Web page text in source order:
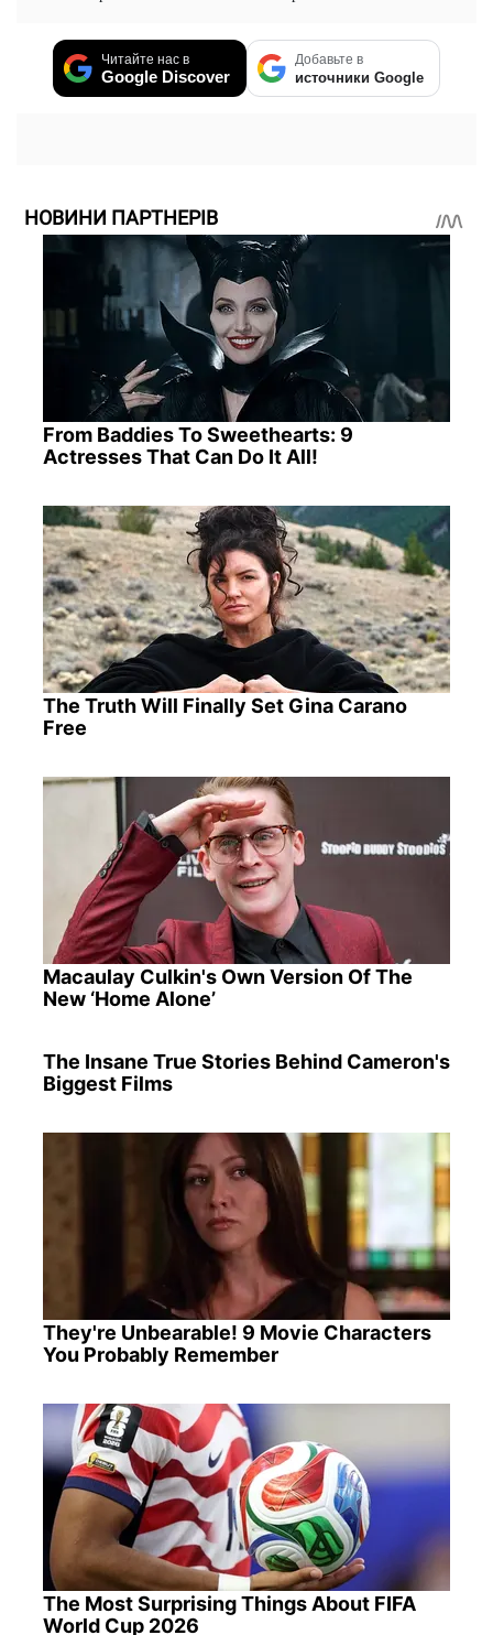
Читайте нас в
Google Discover
Добавьте в
источники Google
НОВИНИ ПАРТНЕРІВ
From Baddies To Sweethearts: 9
Actresses That Can Do It All!
The Truth Will Finally Set Gina Carano
Free
Macaulay Culkin's Own Version Of The
New ‘Home Alone’
The Insane True Stories Behind Cameron's
Biggest Films
They're Unbearable! 9 Movie Characters
You Probably Remember
The Most Surprising Things About FIFA
World Cup 2026